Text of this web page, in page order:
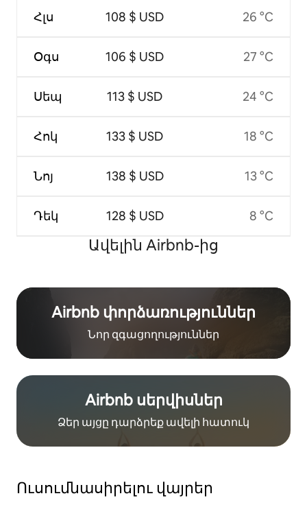
Հլս
Օգս
Սեպ
Հոկ
Նոյ
Դեկ
108 $ USD
106 $ USD
113 $ USD
133 $ USD
138 $ USD
128 $ USD
26 °C
27 °C
24 °C
18 °C
13 °C
8 °C
Ավելին Airbnb-ից
Airbnb փորձառություններ
Նոր զգացողություններ
Airbnb սերվիսներ
Ձեր այցը դարձրեք ավելի հատուկ
Ուսումնասիրելու վայրեր